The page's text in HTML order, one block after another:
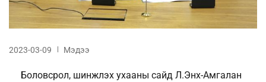
2023-03-09 Мэдээ
Боловсрол, шинжлэх ухааны сайд Л.Энх-Амгалан